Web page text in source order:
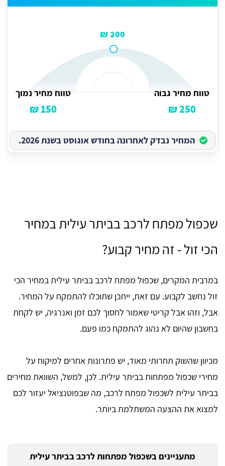
200 ₪
טווח מחיר גבוה
250 ₪
טווח מחיר נמוך
150 ₪
המחיר נבדק לאחרונה בחודש אוגוסט בשנת 2026.
שכפול מפתח לרכב בביתר עילית במחיר
הכי זול - זה מחיר קבוע?
במרבית המקרים, שכפול מפתח לרכב בביתר עילית במחיר הכי
זול נחשב לקבוע. עם זאת, ייתכן שתוכלו להתמקח על המחיר.
אבל, וזהו אבל קריטי שאמור לחסוך לכם זמן ואנרגיה, יש לקחת
בחשבון שהיום לא נהוג להתמקח כמו פעם.
מכיוון שהשוק תחרותי מאוד, יש פתרונות אחרים למיקוח על
מחירי שכפול מפתחות בביתר עילית. לכן, למשל, השוואת מחירים
בביתר עילית לשכפול מפתח לרכב, מה שבפוטנציאל יעזור לכם
למצוא את ההצעה המשתלמת ביותר.
מתעניינים בשכפול מפתחות לרכב בביתר עילית